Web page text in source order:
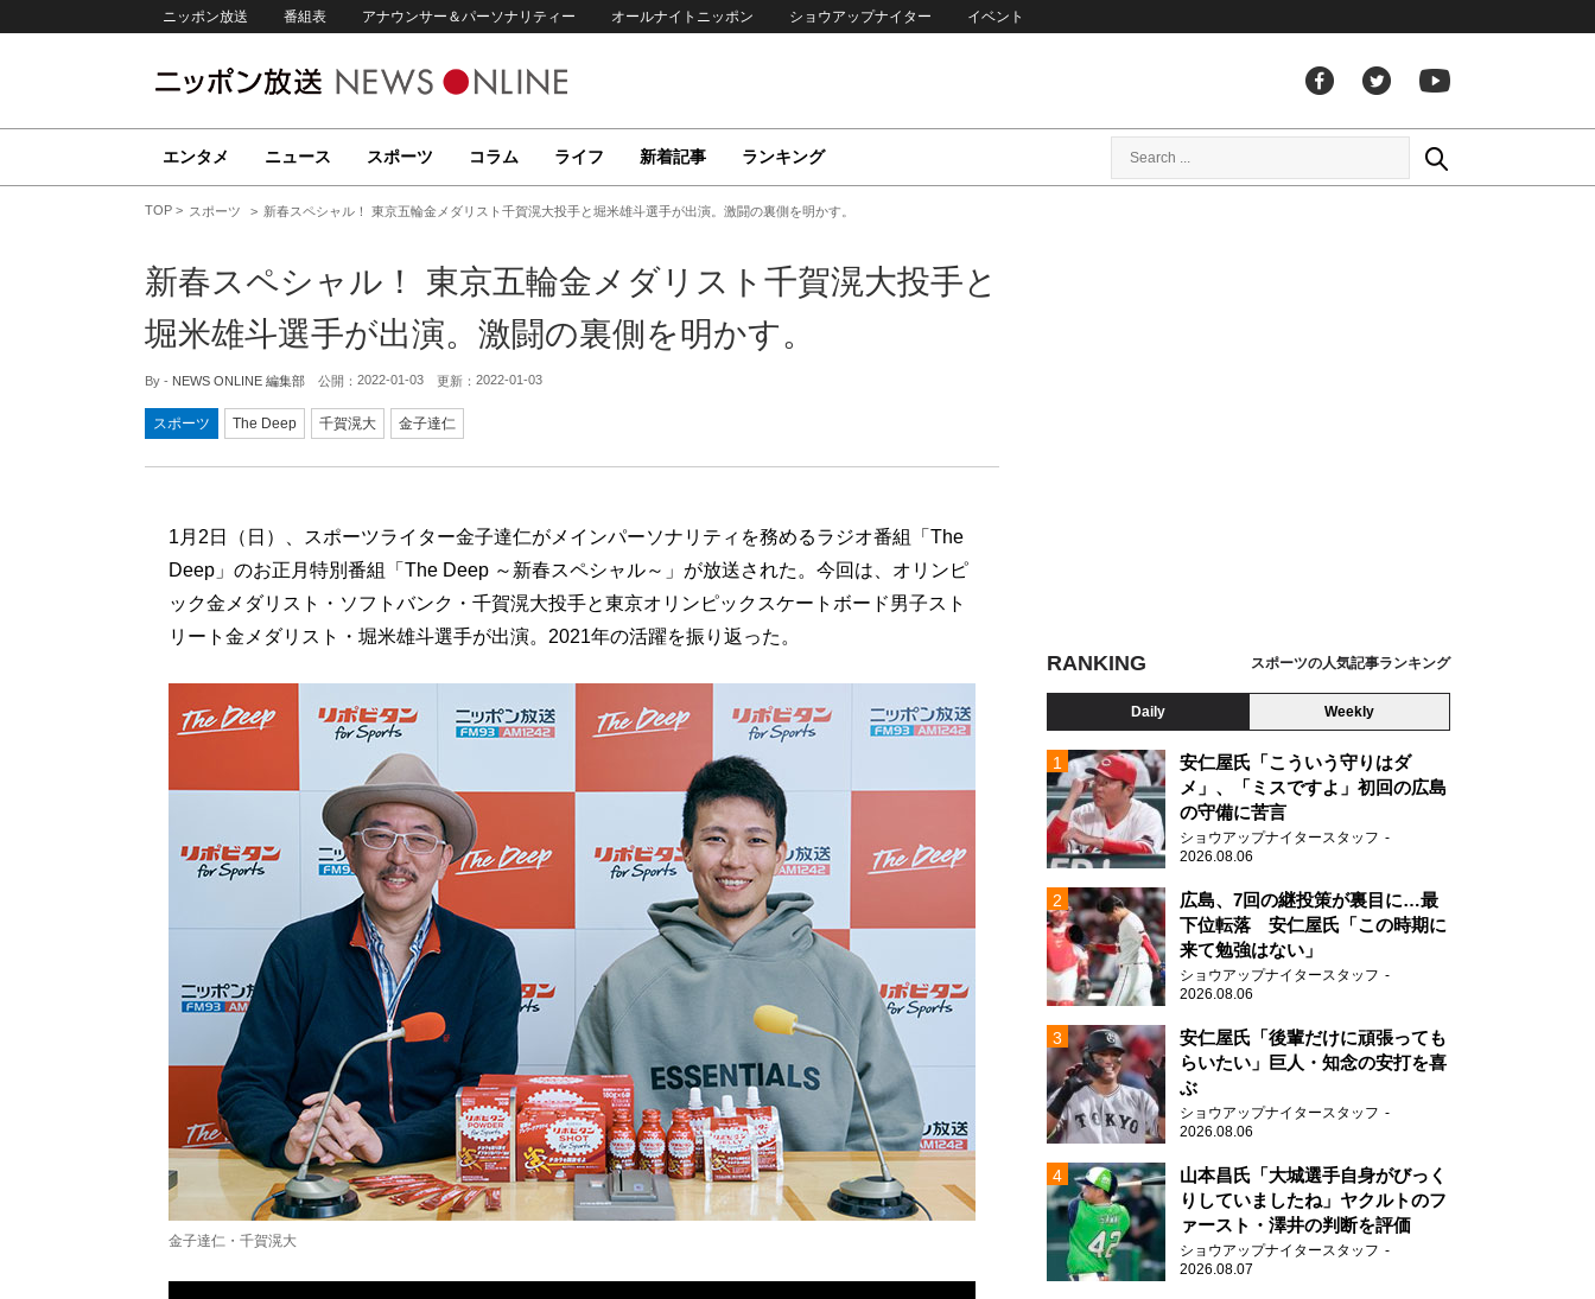
ニッポン放送 番組表 アナウンサー＆パーソナリティー オールナイトニッポン ショウアップナイター イベント
エンタメ ニュース スポーツ コラム ライフ 新着記事 ランキング
TOP スポーツ 新春スペシャル！ 東京五輪金メダリスト千賀滉大投手と堀米雄斗選手が出演。激闘の裏側を明かす。
新春スペシャル！ 東京五輪金メダリスト千賀滉大投手と
堀米雄斗選手が出演。激闘の裏側を明かす。
By - NEWS ONLINE 編集部 公開： 2022-01-03 更新： 2022-01-03
スポーツ The Deep 千賀滉大 金子達仁
1月2日（日）、スポーツライター金子達仁がメインパーソナリティを務めるラジオ番組「The
Deep」のお正月特別番組「The Deep ～新春スペシャル～」が放送された。今回は、オリンピ
ック金メダリスト・ソフトバンク・千賀滉大投手と東京オリンピックスケートボード男子スト
リート金メダリスト・堀米雄斗選手が出演。2021年の活躍を振り返った。
金子達仁・千賀滉大
RANKING スポーツの人気記事ランキング
Daily Weekly
安仁屋氏「こういう守りはダ
メ」、「ミスですよ」初回の広島
の守備に苦言
ショウアップナイタースタッフ
2026.08.06
広島、7回の継投策が裏目に…最
下位転落 安仁屋氏「この時期に
来て勉強はない」
ショウアップナイタースタッフ
2026.08.06
安仁屋氏「後輩だけに頑張っても
らいたい」巨人・知念の安打を喜
ぶ
ショウアップナイタースタッフ
2026.08.06
山本昌氏「大城選手自身がびっく
りしていましたね」ヤクルトのフ
ァースト・澤井の判断を評価
ショウアップナイタースタッフ
2026.08.07